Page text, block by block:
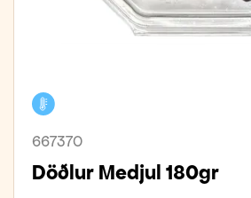
667370
Döðlur Medjul 180gr